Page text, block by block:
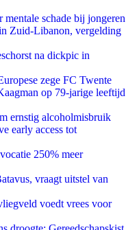
schade bij jongeren
Zuid-Libanon, vergelding
na dickpic in
zege FC Twente
op 79-jarige leeftijd
ernstig alcoholmisbruik
early access tot
250% meer
vraagt uitstel van
voedt vrees voor